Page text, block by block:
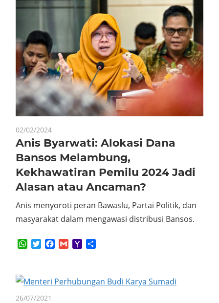
02/02/2024
Anis Byarwati: Alokasi Dana
Bansos Melambung,
Kekhawatiran Pemilu 2024 Jadi
Alasan atau Ancaman?
Anis menyoroti peran Bawaslu, Partai Politik, dan
masyarakat dalam mengawasi distribusi Bansos.
WhatsApp
TwitterFacebook
GmailYahoo
26/07/2021